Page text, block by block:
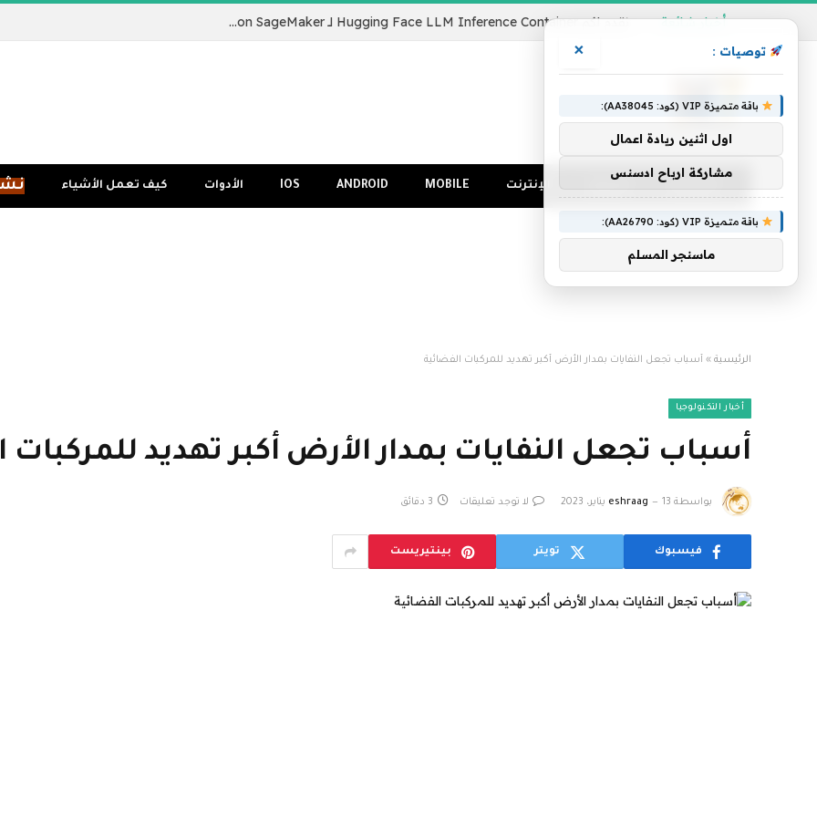
أخبار شائعة نقدم لكم Hugging Face LLM Inference Container لـ Amazon SageMaker
الإنترنت MOBILE
ANDROID
IOS الأدوات كيف تعمل الأشياء
الرئيسية » أسباب تجعل النفايات بمدار الأرض أكبر تهديد للمركبات الفضائية
أخبار التكنولوجيا
أسباب تجعل النفايات بمدار الأرض أكبر تهديد للمركبات
بواسطة eshraag 13 يناير، 2023 لا توجد تعليقات 3 دقائق
فيسبوك تويتر بينتيريست
توصيات : ×
باقة متميزة VIP (كود: AA38045):
اول اثنين ريادة اعمال
مشاركة ارباح ادسنس
باقة متميزة VIP (كود: AA26790):
ماسنجر المسلم